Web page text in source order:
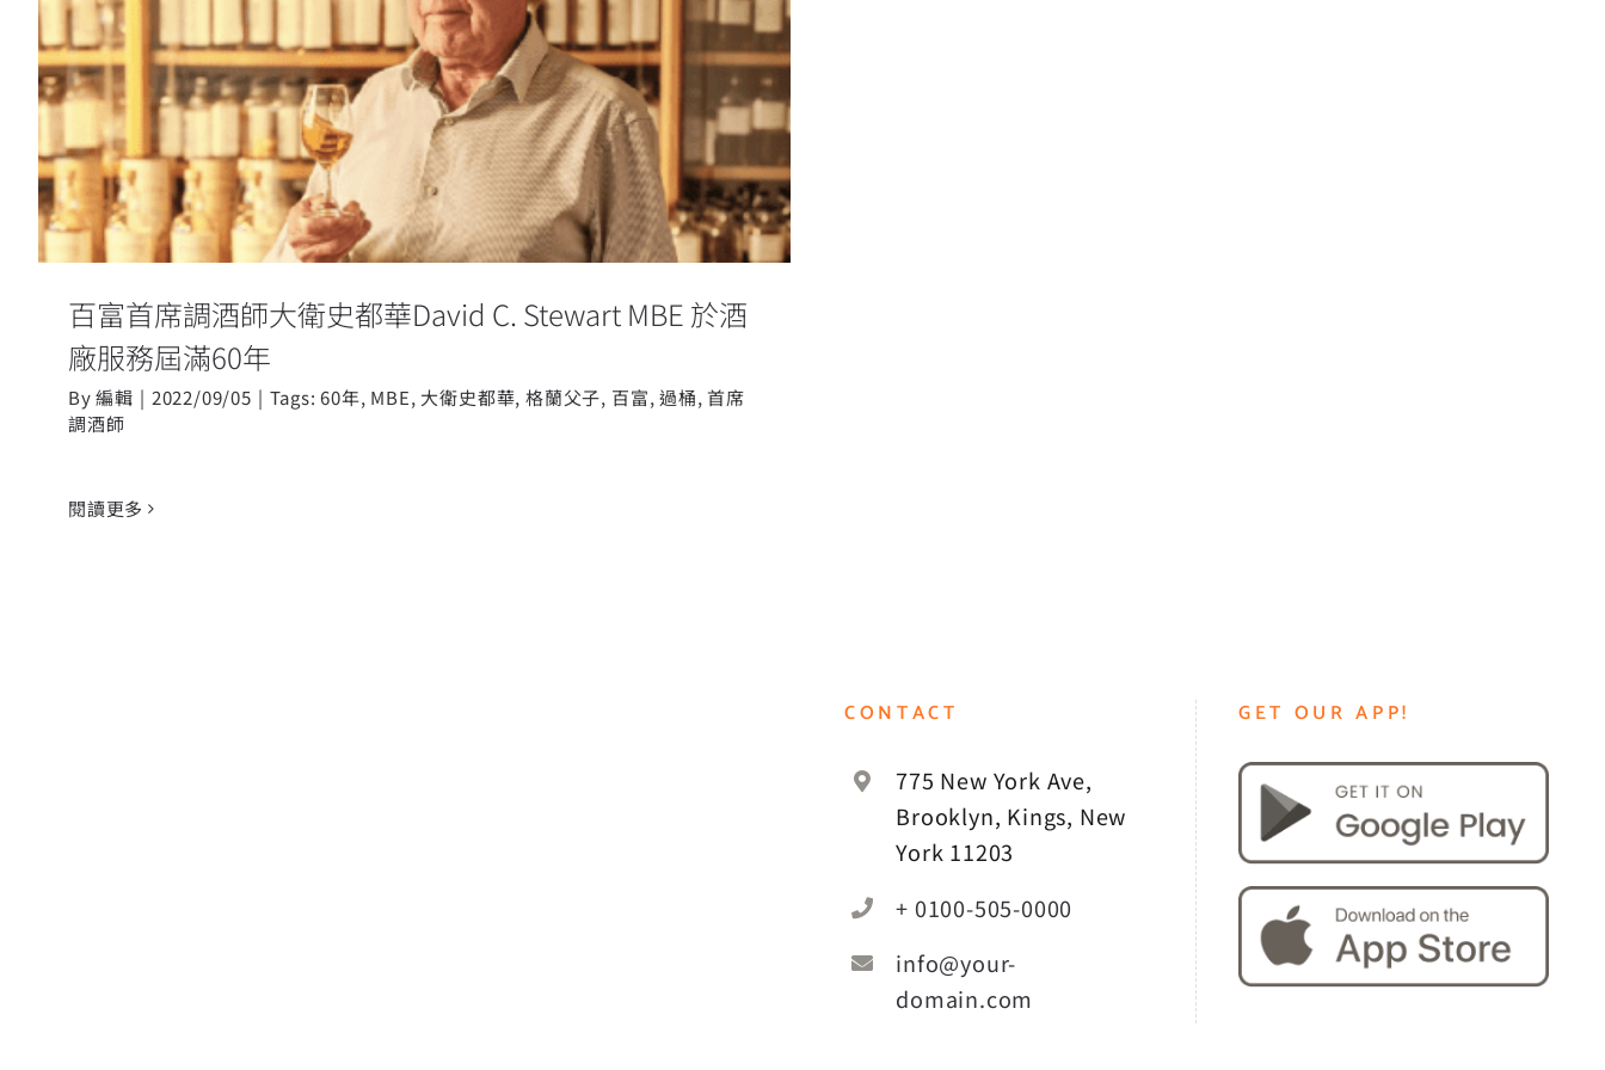
百富首席調酒師大衛史都華David C. Stewart MBE
於酒廠服務屆滿60年
百富首席調酒師大衛史都華David C. Stewart MBE 於酒
廠服務屆滿60年
By編輯 | 2022/09/05 | Tags:60年, MBE, 大衛史都華,格蘭父子, 百富,過桶, 首席
調酒師
閱讀更多
CONTACT
775 New York Ave,
Brooklyn, Kings, New
York 11203
+ 0100-505-0000
info@your-
domain.com
GET OUR APP!